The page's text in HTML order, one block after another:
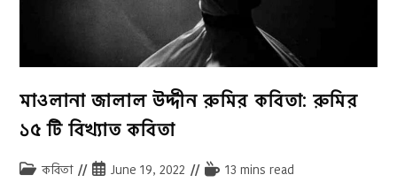
মাওলানা জালাল উদ্দীন রুমির কবিতা: রুমির
১৫ টি বিখ্যাত কবিতা
Postকবিতা
PostJune 19, 2022
Reading13 mins read